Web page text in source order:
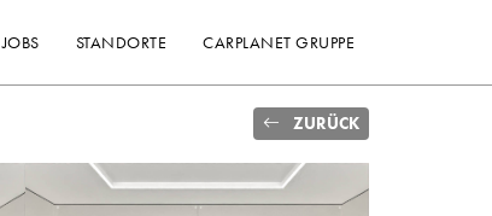
JOBS STANDORTE CARPLANET GRUPPE
ZURÜCK